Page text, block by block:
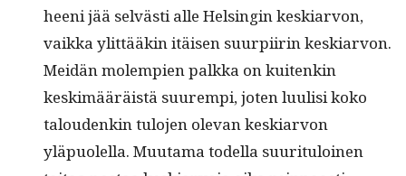
heeni jää selvästi alle Helsin­gin keskiar­von,
vaik­ka ylit­tääkin itäisen suurpi­irin keskiar­von.
Mei­dän molem­pi­en palk­ka on kuitenkin
keskimääräistä suurem­pi, joten luulisi koko
taloudenkin tulo­jen ole­van keskiar­von
yläpuolel­la. Muu­ta­ma todel­la suu­rit­u­loinen